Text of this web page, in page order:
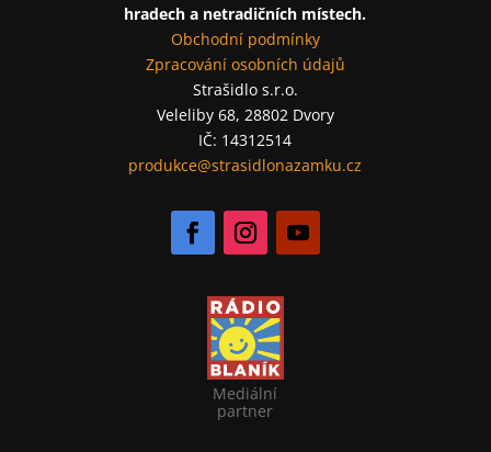
hradech a netradičních místech.
Obchodní podmínky
Zpracování osobních údajů
Strašidlo s.r.o.
Veleliby 68, 28802 Dvory
IČ: 14312514
produkce@strasidlonazamku.cz
Mediální
partner